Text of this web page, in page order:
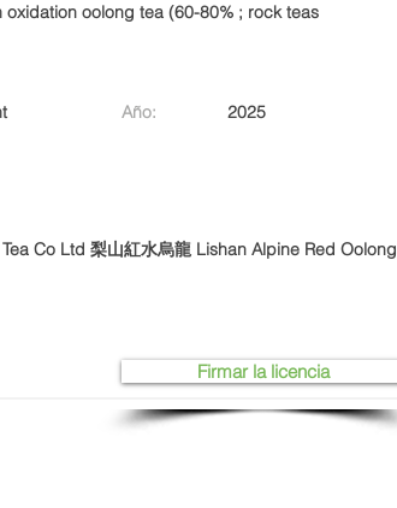
oxidation oolong tea (60-80% ; rock teas
Año: 2025
Co Ltd 梨山紅水烏龍 Lishan Alpine Red Oolong
Firmar la licencia